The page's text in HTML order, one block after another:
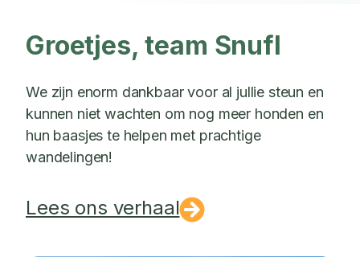
Groetjes, team Snufl
We zijn enorm dankbaar voor al jullie steun en
kunnen niet wachten om nog meer honden en
hun baasjes te helpen met prachtige
wandelingen!
Lees ons verhaal